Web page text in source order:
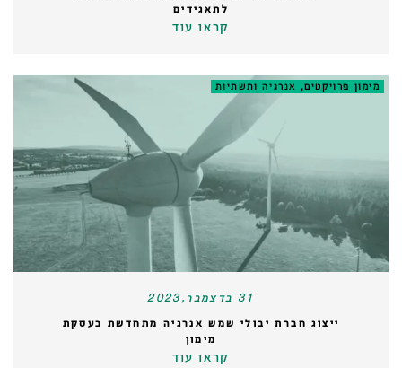
לתאגידים
קראו עוד
מימון פרויקטים, אנרגיה ותשתיות
31 בדצמבר,2023
ייצוג חברת יבולי שמש אנרגיה מתחדשת בעסקת
מימון
קראו עוד